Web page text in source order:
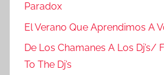
Paradox
El Verano Que Aprendimos A
De Los Chamanes A Los Dj’s/
To The Dj’s